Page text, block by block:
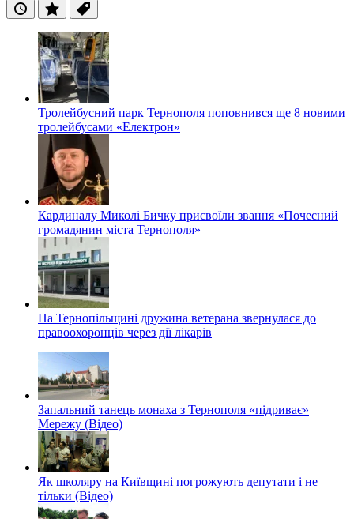
ОстанніПопулярні
Теги
Тролейбусний парк Тернополя поповнився ще 8 новими
тролейбусами «Електрон»
Кардиналу Миколі Бичку присвоїли звання «Почесний
громадянин міста Тернополя»
На Тернопільщині дружина ветерана звернулася до
правоохоронців через дії лікарів
Запальний танець монаха з Тернополя «підриває»
Мережу (Відео)
Як школяру на Київщині погрожують депутати і не
тільки (Відео)